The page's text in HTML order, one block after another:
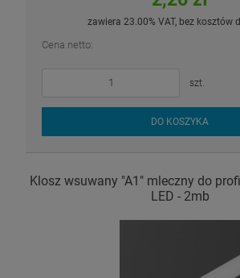
zawiera 23.00% VAT, bez kosztów
Cena netto:
szt.
DO KOSZYKA
Klosz wsuwany "A1" mleczny do
LED - 2mb